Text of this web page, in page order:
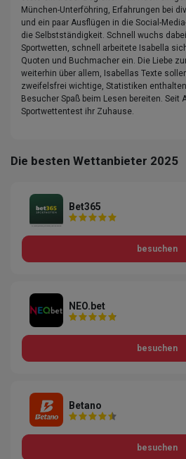
München-Unterföhring, Erfahrungen bei
und ein paar Ausflügen in die Social-
die Selbstständigkeit. Schnell wuchs
Sportwetten, schnell arbeitete Isabella
Quoten und Buchmacher ein. Die Liebe
weiterhin über allem, Isabellas Texte
zweifelsfrei wichtige, Statistiken
Besucher Spaß beim Lesen bereiten. Seit
Sportwettentest ihr Zuhause.
Die besten Wettanbieter 2025
Bet365
besuchen
NEO.bet
besuchen
Betano
besuchen